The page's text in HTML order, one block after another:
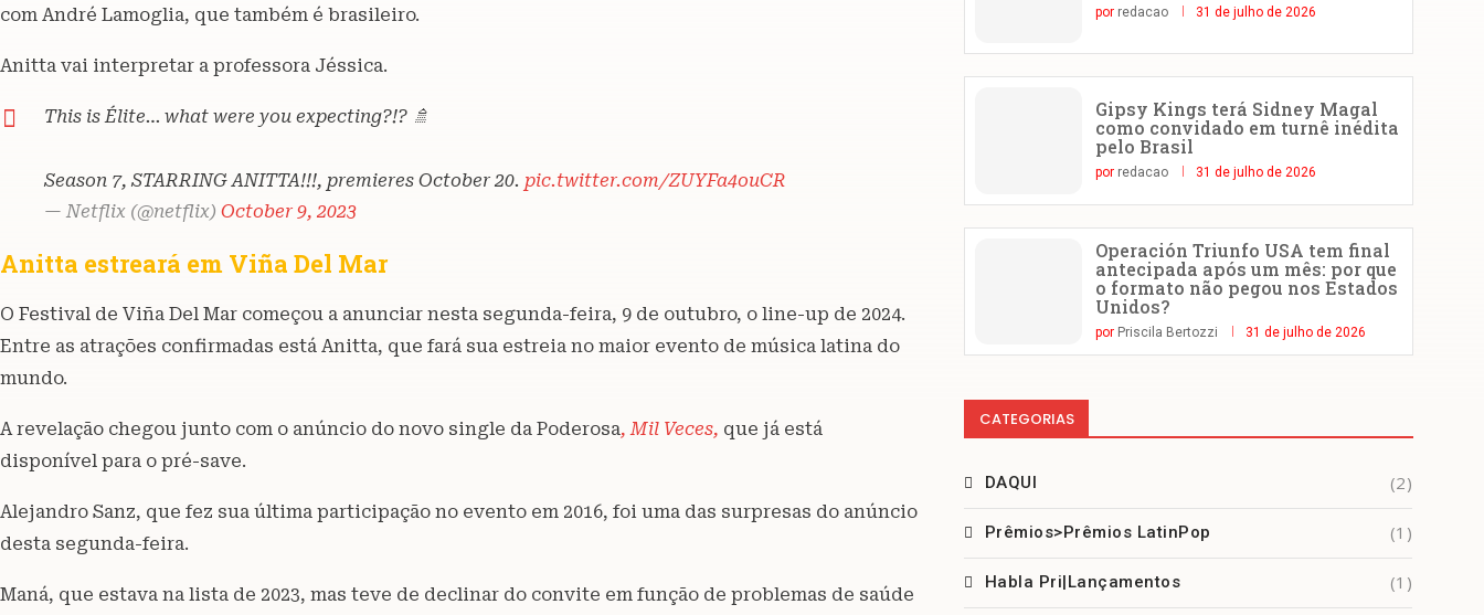
com André Lamoglia, que também é brasileiro.
Anitta vai interpretar a professora Jéssica.
This is Élite… what were you expecting?!? 🚿
Season 7, STARRING ANITTA!!!, premieres October 20. pic.twitter.com/ZUYFa4ouCR
— Netflix (@netflix) October 9, 2023
Anitta estreará em Viña Del Mar
O Festival de Viña Del Mar começou a anunciar nesta segunda-feira, 9 de outubro, o line-up de 2024.
Entre as atrações confirmadas está Anitta, que fará sua estreia no maior evento de música latina do
mundo.
A revelação chegou junto com o anúncio do novo single da Poderosa, Mil Veces, que já está
disponível para o pré-save.
Alejandro Sanz, que fez sua última participação no evento em 2016, foi uma das surpresas do anúncio
desta segunda-feira.
Maná, que estava na lista de 2023, mas teve de declinar do convite em função de problemas de saúde
por redacao 31 de julho de 2026
Gipsy Kings terá Sidney Magal
como convidado em turnê inédita
pelo Brasil
por redacao 31 de julho de 2026
Operación Triunfo USA tem final
antecipada após um mês: por que
o formato não pegou nos Estados
Unidos?
por Priscila Bertozzi 31 de julho de 2026
CATEGORIAS
DAQUI (2)
Prêmios>Prêmios LatinPop (1)
Habla Pri|Lançamentos (1)